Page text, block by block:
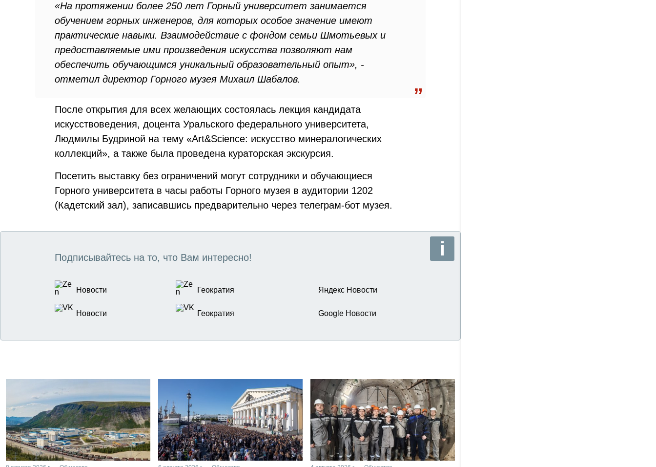
«На протяжении более 250 лет Горный университет занимается
обучением горных инженеров, для которых особое значение имеют
практические навыки. Взаимодействие с фондом семьи Шмотьевых и
предоставляемые ими произведения искусства позволяют нам
обеспечить обучающимся уникальный образовательный опыт», -
отметил директор Горного музея Михаил Шабалов.
После открытия для всех желающих состоялась лекция кандидата
искусствоведения, доцента Уральского федерального университета,
Людмилы Будриной на тему «Art&Science: искусство минералогических
коллекций», а также была проведена кураторская экскурсия.
Посетить выставку без ограничений могут сотрудники и обучающиеся
Горного университета в часы работы Горного музея в аудитории 1202
(Кадетский зал), записавшись предварительно через телеграм-бот музея.
Подписывайтесь на то, что Вам интересно!
Новости Геократия Яндекс Новости
Новости Геократия Google Новости